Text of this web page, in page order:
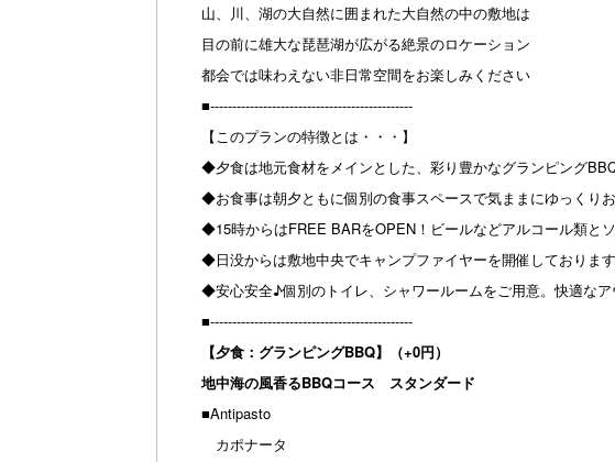
山、川、湖の大自然に囲まれた大自然の中の敷地は
目の前に雄大な琵琶湖が広がる絶景のロケーション
都会では味わえない非日常空間をお楽しみください
■----------------------------------------------
【このプランの特徴とは・・・】
◆夕食は地元食材をメインとした、彩り豊かなグランピング
◆お食事は朝夕ともに個別の食事スペースで気ままにゆっくり
◆15時からはFREE BARをOPEN！ビールなどアルコール類と
◆日没からは敷地中央でキャンプファイヤーを開催しておりま
◆安心安全♪個別のトイレ、シャワールームをご用意。快適なア
■----------------------------------------------
【夕食：グランピングBBQ】（+0円）
地中海の風香るBBQコース スタンダード
■Antipasto
カポナータ